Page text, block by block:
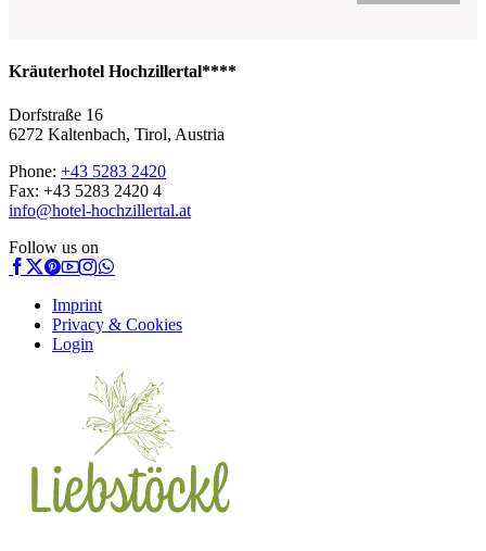
Kräuterhotel Hochzillertal****
Dorfstraße 16
6272 Kaltenbach, Tirol, Austria
Phone: +43 5283 2420
Fax: +43 5283 2420 4
info@hotel-hochzillertal.at
Follow us on
Imprint
Privacy & Cookies
Login